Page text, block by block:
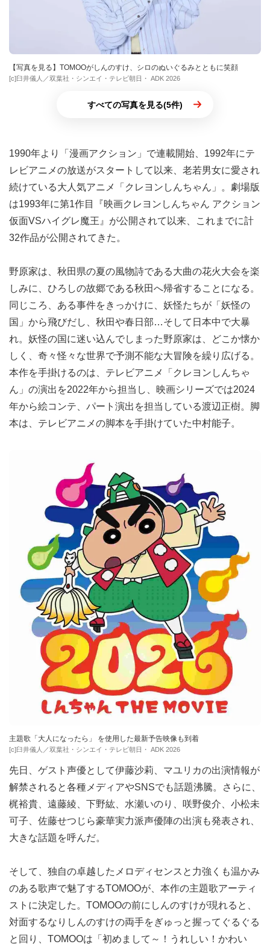
【写真を見る】TOMOOがしんのすけ、シロのぬいぐるみとともに笑顔
[c]臼井儀人／双葉社・シンエイ・テレビ朝日・ ADK 2026
すべての写真を見る(5件)
1990年より「漫画アクション」で連載開始、1992年にテ
レビアニメの放送がスタートして以来、老若男女に愛され
続けている大人気アニメ「クレヨンしんちゃん」。劇場版
は1993年に第1作目『映画クレヨンしんちゃん アクション
仮面VSハイグレ魔王』が公開されて以来、これまでに計
32作品が公開されてきた。
野原家は、秋田県の夏の風物詩である大曲の花火大会を楽
しみに、ひろしの故郷である秋田へ帰省することになる。
同じころ、ある事件をきっかけに、妖怪たちが「妖怪の
国」から飛びだし、秋田や春日部…そして日本中で大暴
れ。妖怪の国に迷い込んでしまった野原家は、どこか懐か
しく、奇々怪々な世界で予測不能な大冒険を繰り広げる。
本作を手掛けるのは、テレビアニメ「クレヨンしんちゃ
ん」の演出を2022年から担当し、映画シリーズでは2024
年から絵コンテ、パート演出を担当している渡辺正樹。脚
本は、テレビアニメの脚本を手掛けていた中村能子。
主題歌「大人になったら」 を使用した最新予告映像も到着
[c]臼井儀人／双葉社・シンエイ・テレビ朝日・ ADK 2026
先日、ゲスト声優として伊藤沙莉、マユリカの出演情報が
解禁されると各種メディアやSNSでも話題沸騰。さらに、
梶裕貴、遠藤綾、下野紘、水瀬いのり、咲野俊介、小松未
可子、佐藤せつじら豪華実力派声優陣の出演も発表され、
大きな話題を呼んだ。
そして、独自の卓越したメロディセンスと力強くも温かみ
のある歌声で魅了するTOMOOが、本作の主題歌アーティ
ストに決定した。TOMOOの前にしんのすけが現れると、
対面するなりしんのすけの両手をぎゅっと握ってぐるぐる
と回り、TOMOOは「初めまして～！うれしい！かわい